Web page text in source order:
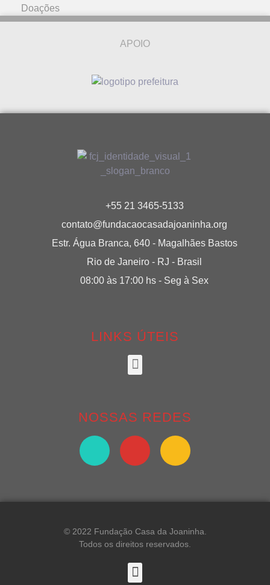
Doações
APOIO
+55 21 3465-5133
contato@fundacaocasadajoaninha.org
Estr. Água Branca, 640 - Magalhães Bastos
Rio de Janeiro - RJ - Brasil
08:00 às 17:00 hs - Seg à Sex
LINKS ÚTEIS
NOSSAS REDES
© 2022 Fundação Casa da Joaninha.
Todos os direitos reservados.